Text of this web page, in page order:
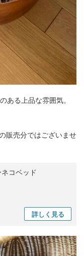
ある上品な雰囲気。
販売分ではございませ
コベッド
詳しく 見る